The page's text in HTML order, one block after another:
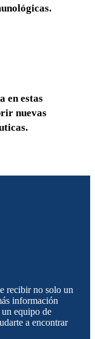
en estas
nuevas
recibir no solo un
información
equipo de
a encontrar